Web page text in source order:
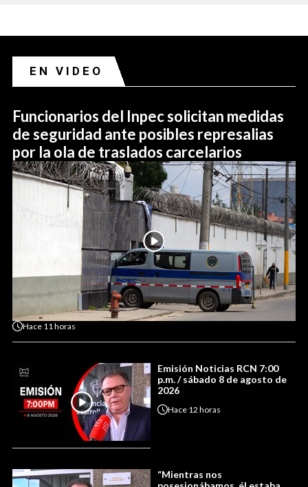
EN VIDEO
Funcionarios del Inpec solicitan medidas
de seguridad ante posibles represalias
por la ola de traslados carcelarios
Hace 11 horas
Emisión Noticias RCN 7:00
p.m. / sábado 8 de agosto de
2026
Hace 12 horas
“Mientras nos